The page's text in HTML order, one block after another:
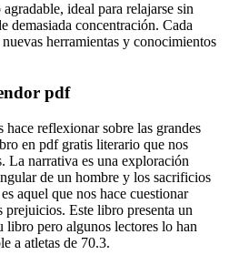
ideal para relajarse sin
demasiada concentración. Cada
herramientas y conocimientos
pdf
reflexionar sobre las grandes
en pdf gratis literario que nos
La narrativa es una exploración
de un hombre y los sacrificios
aquel que nos hace cuestionar
prejuicios. Este libro presenta un
libro pero algunos lectores lo han
a atletas de 70.3.